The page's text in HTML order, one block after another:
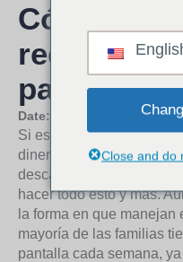
Cómo
pantalla
Date: 9 de marzo de 2018
Si está buscando una
dinero, dormir mejor,
descanso a sus ojos,
hacer todo esto y más.
la forma en que
mayoría de las familias
pantalla cada semana,
Close and do